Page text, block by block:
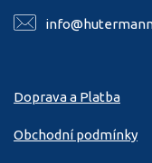
Doprava a Platba
Obchodní podmínky